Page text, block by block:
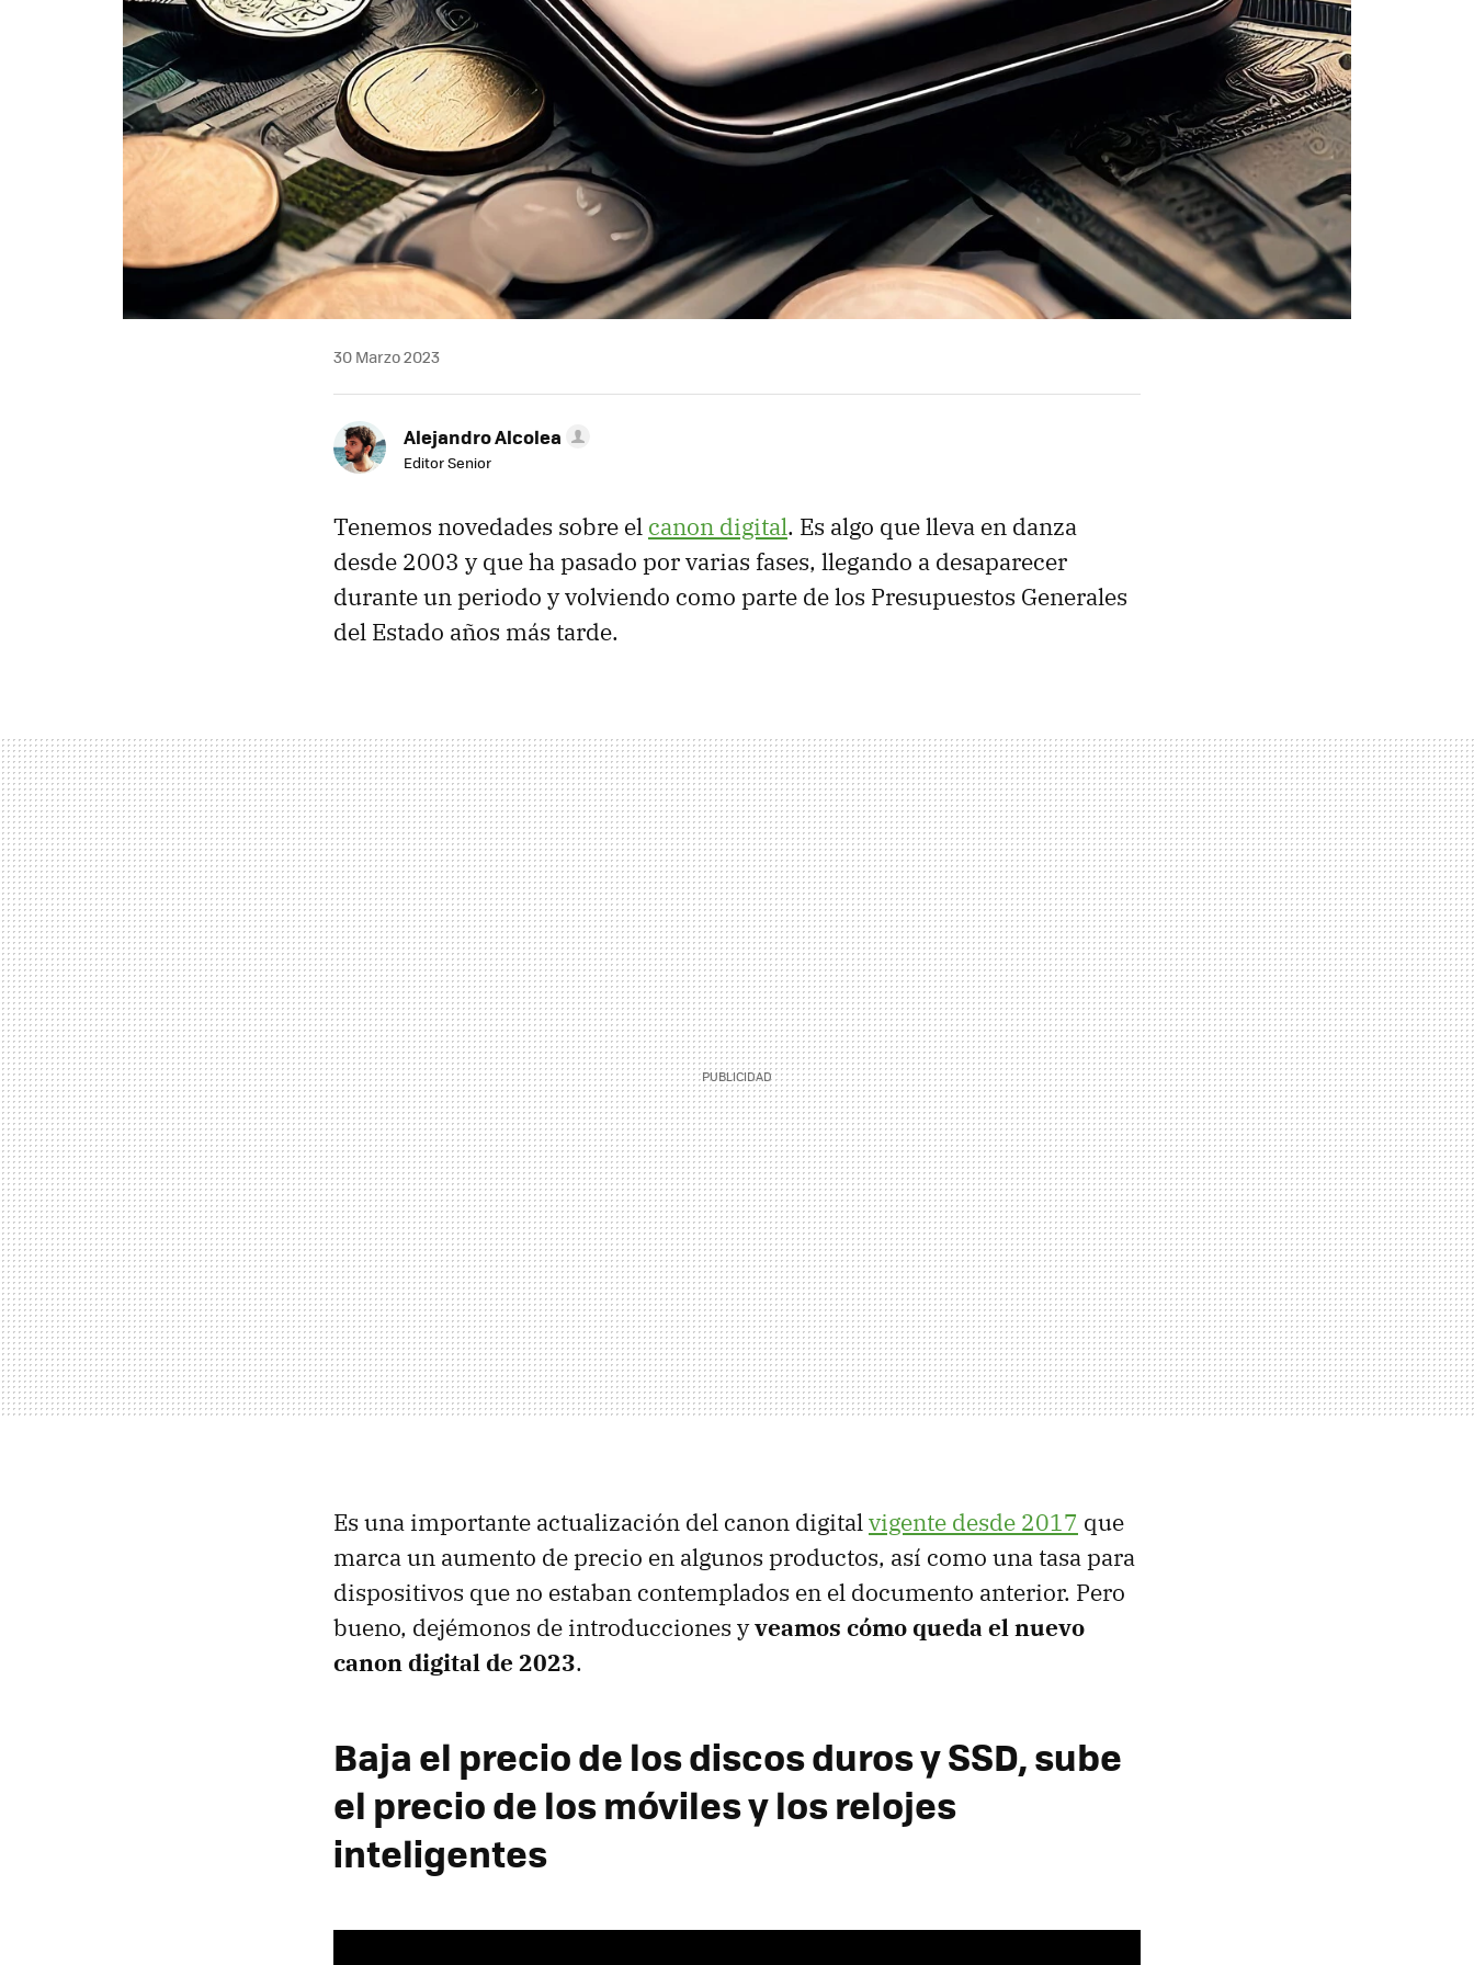
30 Marzo 2023
Alejandro Alcolea
Editor Senior
Tenemos novedades sobre el canon digital. Es algo que lleva en danza
desde 2003 y que ha pasado por varias fases, llegando a desaparecer
durante un periodo y volviendo como parte de los Presupuestos Generales
del Estado años más tarde.
Es una importante actualización del canon digitalvigente desde 2017 que
marca un aumento de precio en algunos productos, así como una tasa para
dispositivos que no estaban contemplados en el documento anterior. Pero
bueno, dejémonos de introducciones yveamos cómo queda el nuevo
canon digital de 2023.
Baja el precio de los discos duros y SSD, sube
el precio de los móviles y los relojes
inteligentes